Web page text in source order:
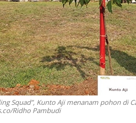
Squad”, Kunto Aji menanam pohon di
Ridho Pambudi